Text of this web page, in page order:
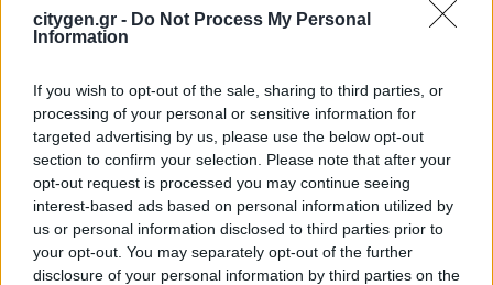
citygen.gr - Do Not Process My Personal
Information
If you wish to opt-out of the sale, sharing to third parties, or
processing of your personal or sensitive information for
targeted advertising by us, please use the below opt-out
section to confirm your selection. Please note that after your
opt-out request is processed you may continue seeing
interest-based ads based on personal information utilized by
us or personal information disclosed to third parties prior to
your opt-out. You may separately opt-out of the further
disclosure of your personal information by third parties on the
Όμιλος Σαρακάκη: Παραχώρησε το νέο Maxus T60 Max
στην ΕΠΟΜΕΑ Βιλίων
Ν. Χαρδαλιάς: «Με το Παρατηρητήριο Έργων η
Περιφέρεια αποκτά ένα πρωτοποριακό ψηφιακό
εργαλείο λογοδοσίας»
6 Αυγούστου 2026
Δήμος Αθηναίων: 43 σχολικές αυλές γίνονται πιο
πράσινες και πιο δροσερές